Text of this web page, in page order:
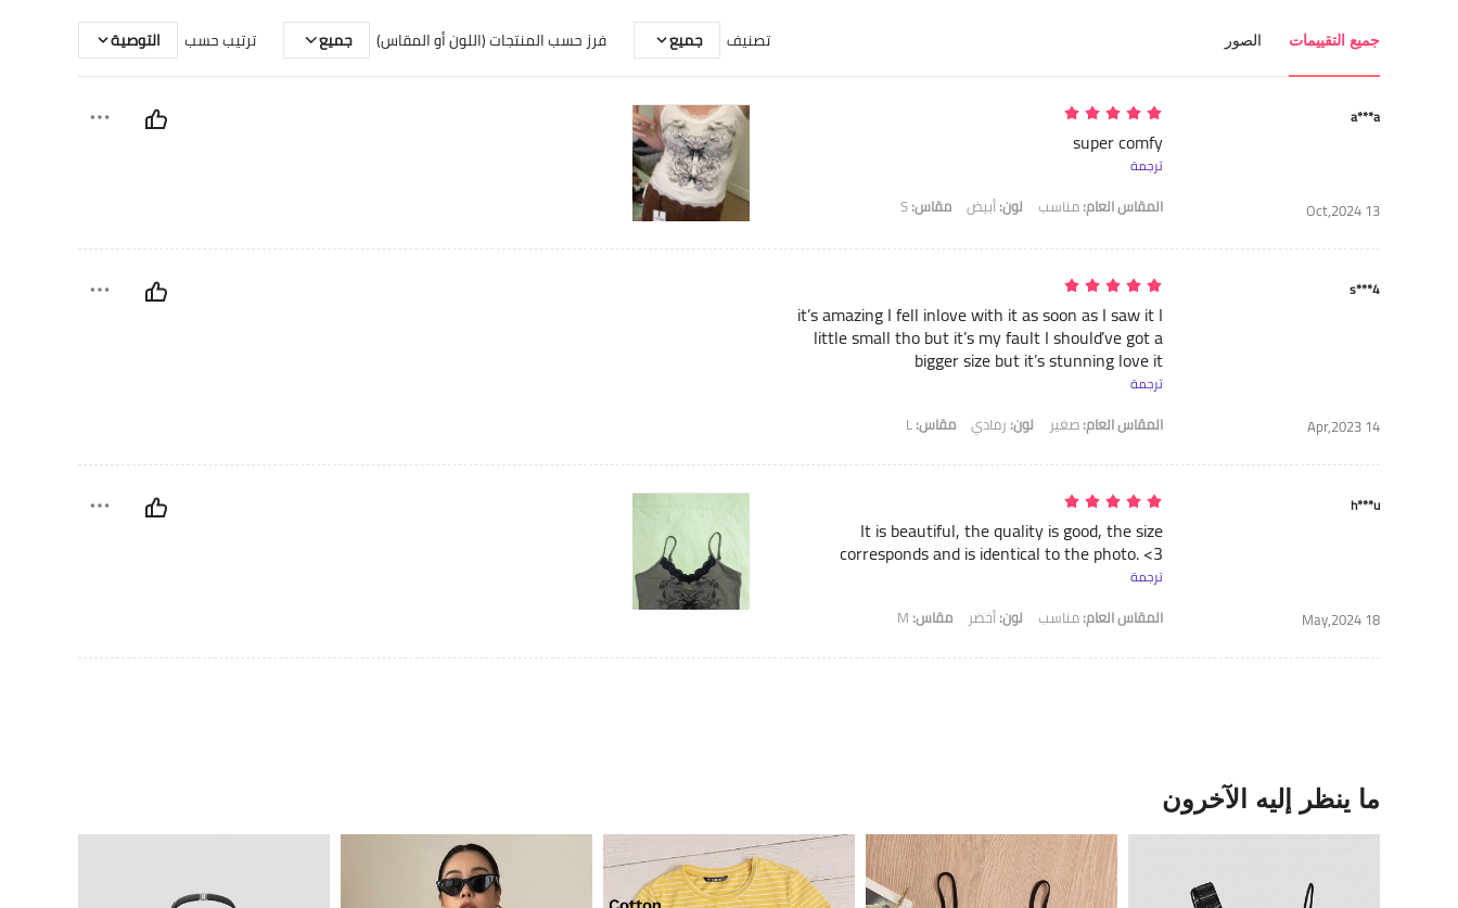
جميع التقييمات الصور تصنيف جميع فرز حسب المنتجات (اللون أو المقاس) جميع ترتيب حسب التوصية
a***a
13 Oct,2024
super comfy
ترجمة
المقاس العام:مناسب لون:أبيض مقاس:
s***4
14 Apr,2023
it’s amazing I fell inlove with it as soon as I saw it I
little small tho but it’s my fault I should’ve got a
bigger size but it’s stunning love it
ترجمة
المقاس العام:صغير لون: رمادي مقاس:
h***u
18 May,2024
It is beautiful, the quality is good, the size
corresponds and is identical to the photo. <3
ترجمة
المقاس العام:مناسب لون:أخضر مقاس:
ما ينظر إليه الآخرون